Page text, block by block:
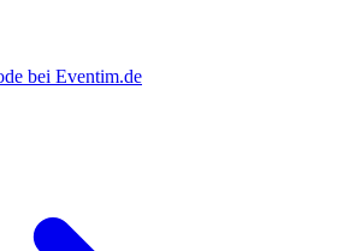
bei Eventim.de